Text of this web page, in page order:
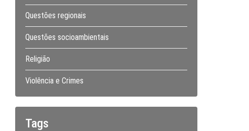
Questões regionais
Questões socioambientais
Religião
Violência e Crimes
Tags